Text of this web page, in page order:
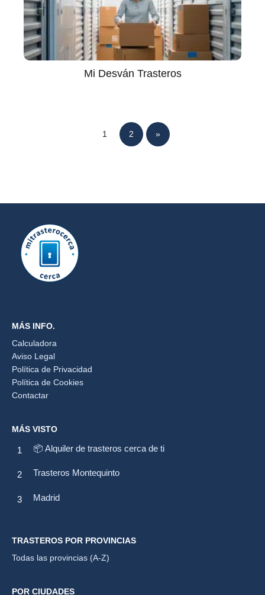
Mi Desván Trasteros
1 2 »
MÁS INFO.
Calculadora
Aviso Legal
Política de Privacidad
Política de Cookies
Contactar
MÁS VISTO
📦 Alquiler de trasteros cerca de ti
Trasteros Montequinto
Madrid
TRASTEROS POR PROVINCIAS
Todas las provincias (A-Z)
POR CIUDADES